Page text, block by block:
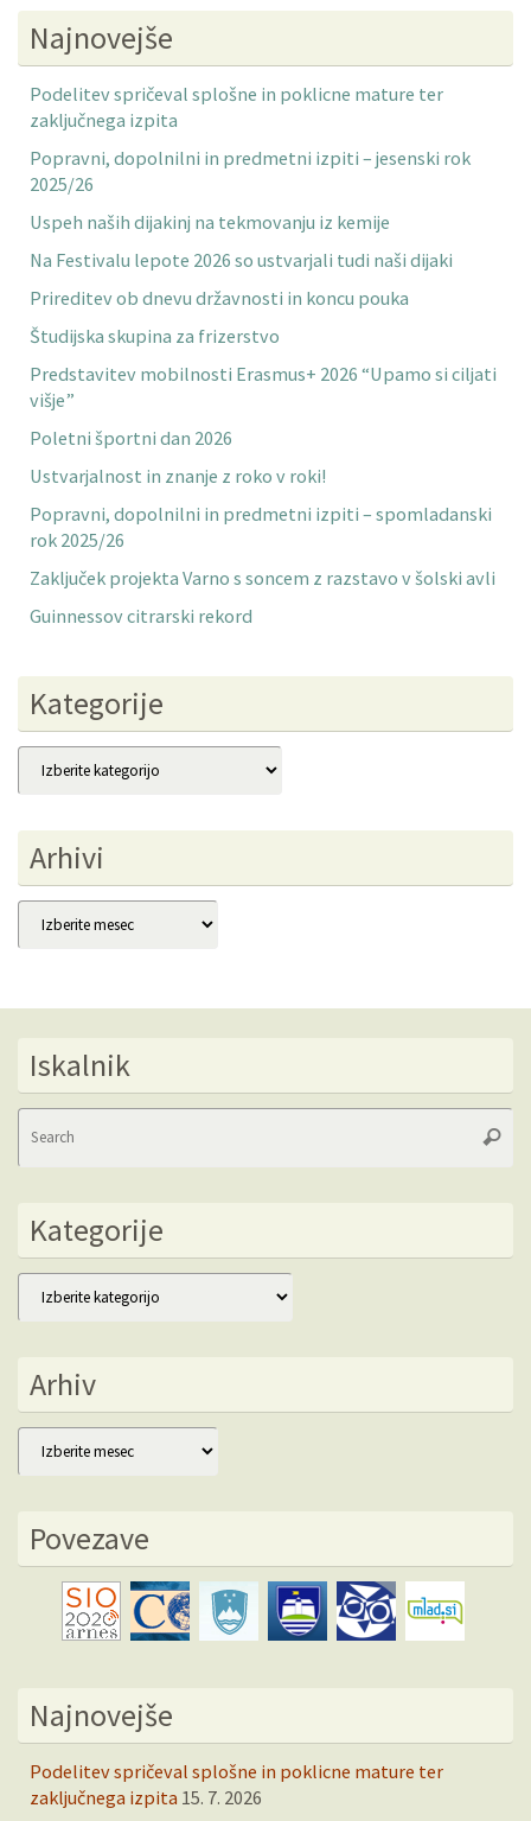
Najnovejše
Podelitev spričeval splošne in poklicne mature ter
zaključnega izpita
Popravni, dopolnilni in predmetni izpiti – jesenski rok
2025/26
Uspeh naših dijakinj na tekmovanju iz kemije
Na Festivalu lepote 2026 so ustvarjali tudi naši dijaki
Prireditev ob dnevu državnosti in koncu pouka
Študijska skupina za frizerstvo
Predstavitev mobilnosti Erasmus+ 2026 “Upamo si ciljati
višje”
Poletni športni dan 2026
Ustvarjalnost in znanje z roko v roki!
Popravni, dopolnilni in predmetni izpiti – spomladanski
rok 2025/26
Zaključek projekta Varno s soncem z razstavo v šolski avli
Guinnessov citrarski rekord
Kategorije
Kategorije
Arhivi
Arhivi
Iskalnik
Kategorije
Kategorije
Arhiv
Arhiv
Povezave
Najnovejše
Podelitev spričeval splošne in poklicne mature ter
zaključnega izpita 15. 7. 2026